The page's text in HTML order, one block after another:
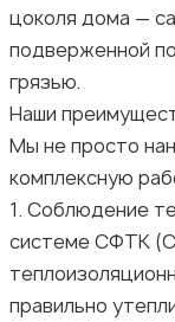
цоколя дома —
подверженной
грязью.
Наши
Мы не просто
комплексную
1. Соблюдение
системе СФТК
правильно